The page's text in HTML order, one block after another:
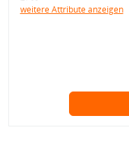
weitere Attribute anzeigen